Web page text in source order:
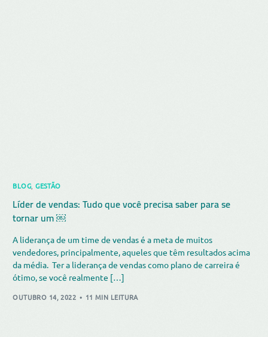
BLOG,GESTÃO
Líder de vendas: Tudo que você precisa saber para se
tornar um ￼
A liderança de um time de vendas é a meta de muitos
vendedores, principalmente, aqueles que têm resultados acima
da média. Ter a liderança de vendas como plano de carreira é
ótimo, se você realmente […]
OUTUBRO 14, 2022 11 MIN LEITURA